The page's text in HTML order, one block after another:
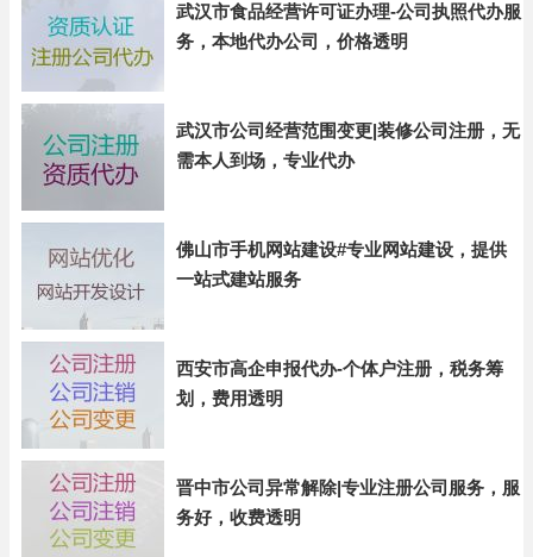
武汉市食品经营许可证办理-公司执照代办服
务，本地代办公司，价格透明
武汉市公司经营范围变更|装修公司注册，无
需本人到场，专业代办
佛山市手机网站建设#专业网站建设，提供
一站式建站服务
西安市高企申报代办-个体户注册，税务筹
划，费用透明
晋中市公司异常解除|专业注册公司服务，服
务好，收费透明